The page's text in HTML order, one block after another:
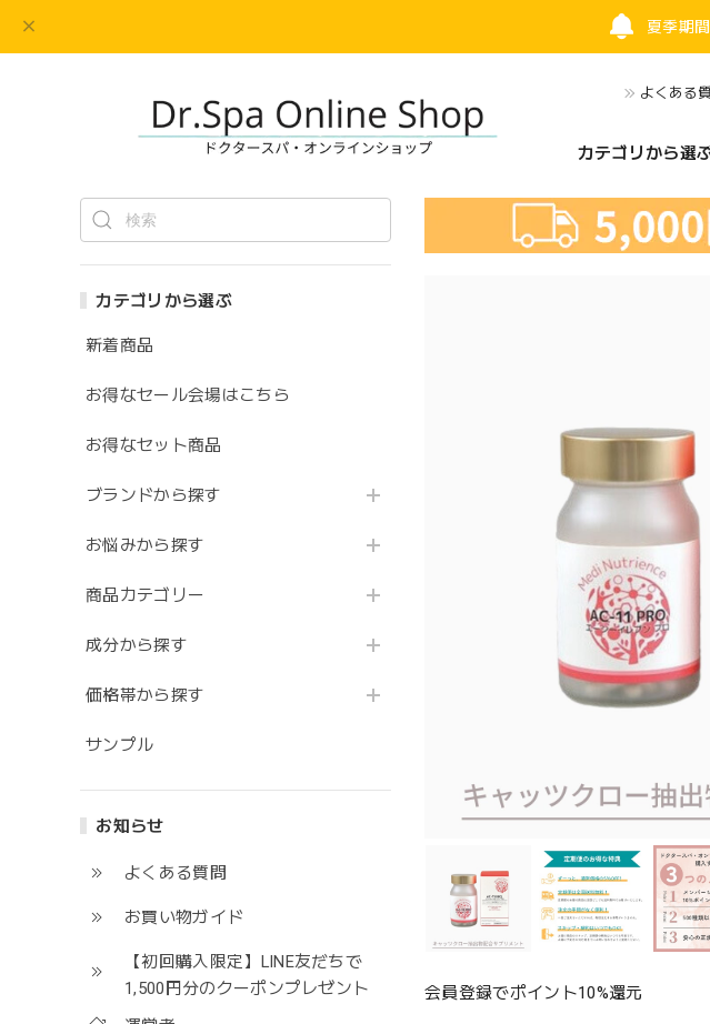
夏季期
よくある
カテゴリから選
カテゴリから選ぶ
新着商品
お得なセール会場はこちら
お得なセット商品
ブランドから探す
お悩みから探す
商品カテゴリー
成分から探す
価格帯から探す
サンプル
お知らせ
よくある質問
お買い物ガイド
【初回購入限定】LINE友だちで
1,500円分のクーポンプレゼント
会員登録でポイント10%還元